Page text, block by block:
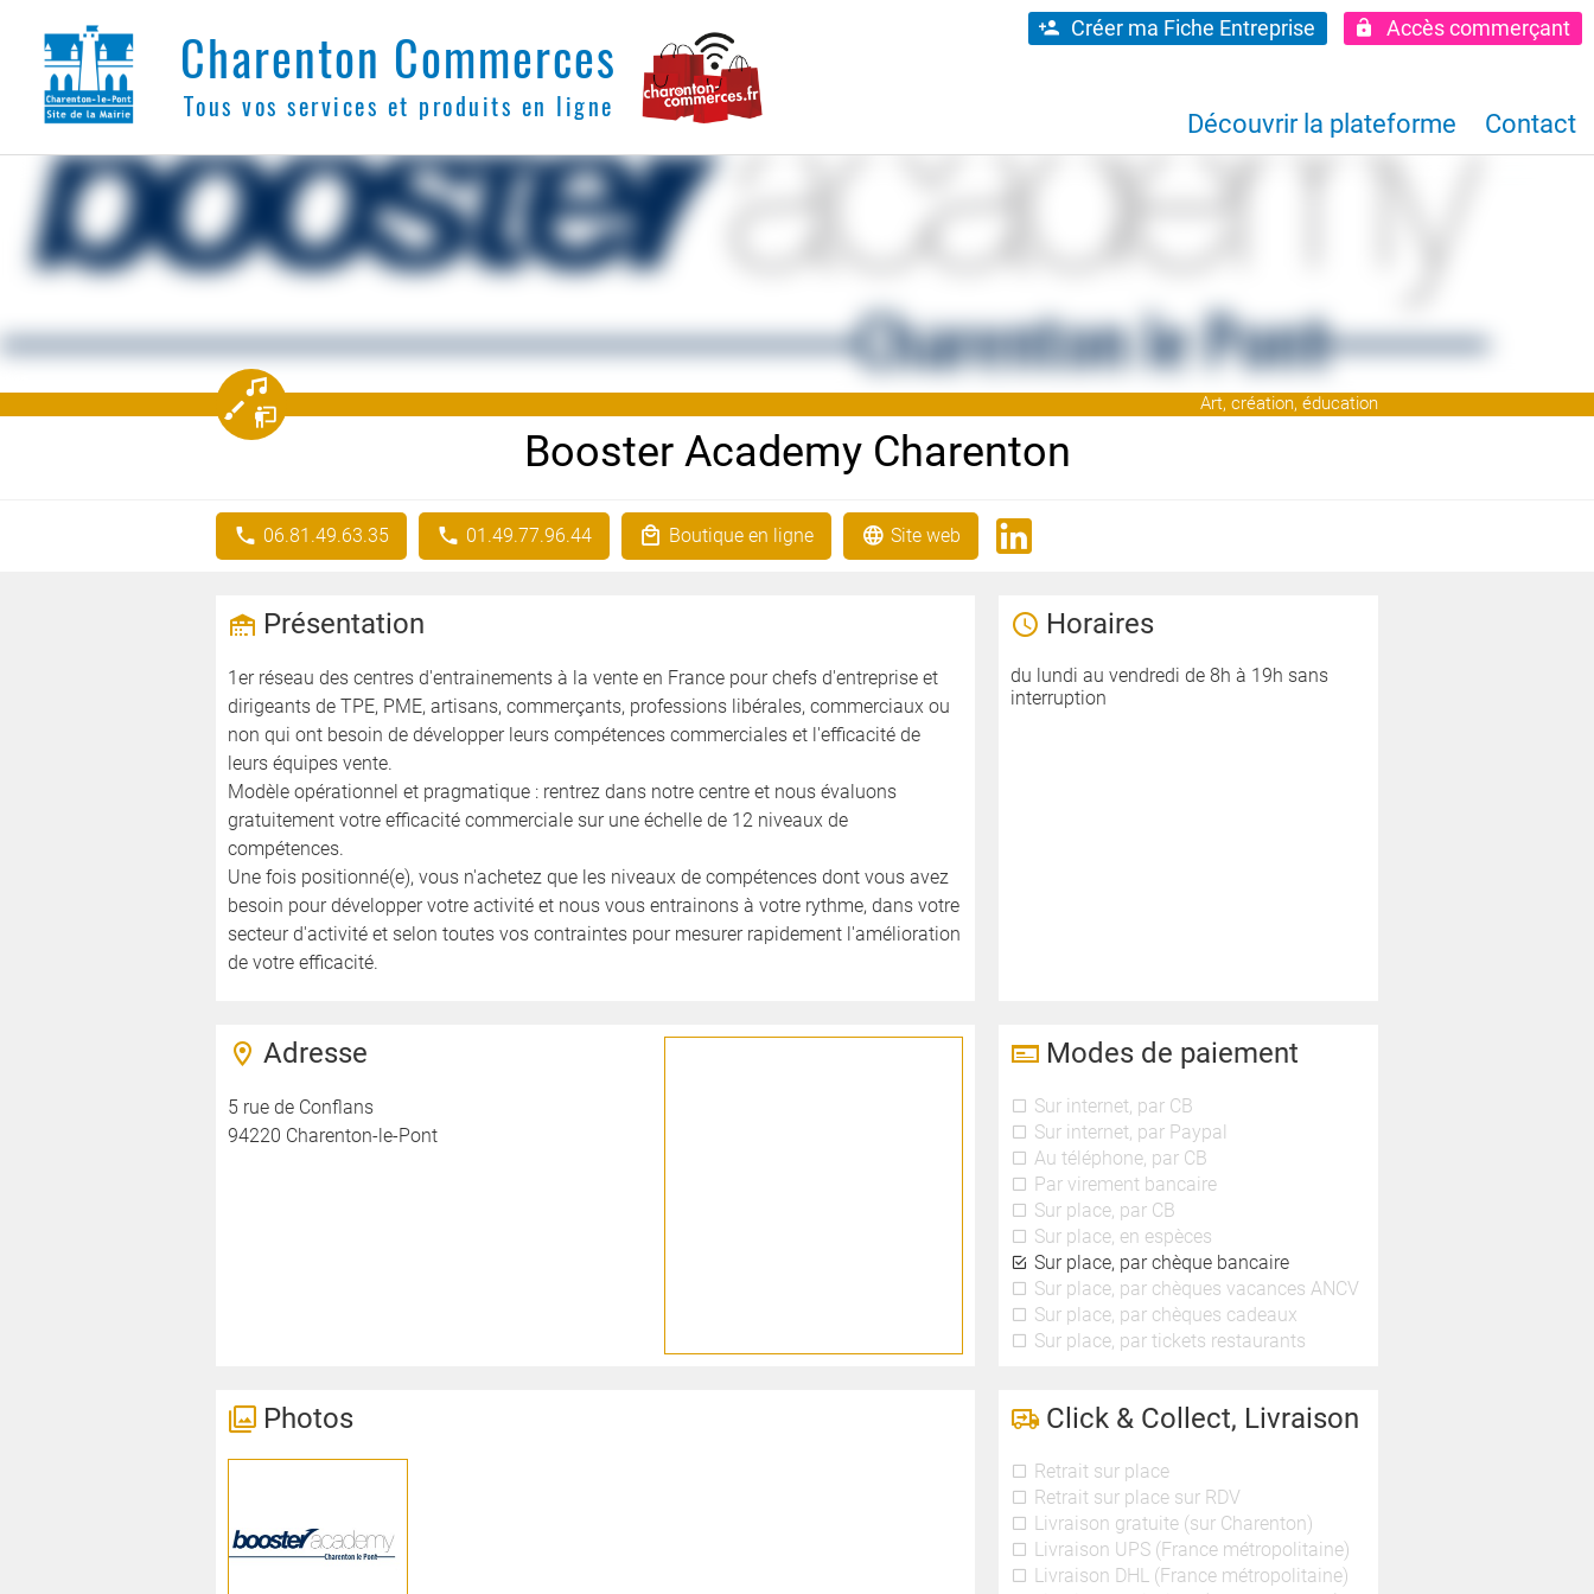
Charenton Commerces
Tous vos services et produits en ligne
Créer ma Fiche Entreprise Accès commerçant
Découvrir la plateforme Contact
󰝚
󰃣 󰢐
Art, création, éducation
Booster Academy Charenton
06.81.49.63.35 01.49.77.96.44 Boutique en ligne Site web
Présentation
1er réseau des centres d'entrainements à la vente en France pour chefs d'entreprise et
dirigeants de TPE, PME, artisans, commerçants, professions libérales, commerciaux ou
non qui ont besoin de développer leurs compétences commerciales et l'efficacité de
leurs équipes vente.
Modèle opérationnel et pragmatique : rentrez dans notre centre et nous évaluons
gratuitement votre efficacité commerciale sur une échelle de 12 niveaux de
compétences.
Une fois positionné(e), vous n'achetez que les niveaux de compétences dont vous avez
besoin pour développer votre activité et nous vous entrainons à votre rythme, dans votre
secteur d'activité et selon toutes vos contraintes pour mesurer rapidement l'amélioration
de votre efficacité.
Horaires
du lundi au vendredi de 8h à 19h sans
interruption
Adresse
5 rue de Conflans
94220 Charenton-le-Pont
Modes de paiement
Sur internet, par CB
Sur internet, par Paypal
Au téléphone, par CB
Par virement bancaire
Sur place, par CB
Sur place, en espèces
Sur place, par chèque bancaire
Sur place, par chèques vacances ANCV
Sur place, par chèques cadeaux
Sur place, par tickets restaurants
Photos Click & Collect, Livraison
Retrait sur place
Retrait sur place sur RDV
Livraison gratuite (sur Charenton)
Livraison UPS (France métropolitaine)
Livraison DHL (France métropolitaine)